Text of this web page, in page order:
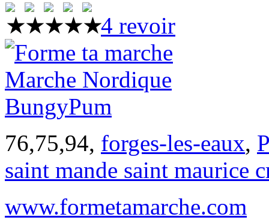
4 revoir
76,75,94, forges-les-eaux,
saint mande saint maurice
www.formetamarche.com